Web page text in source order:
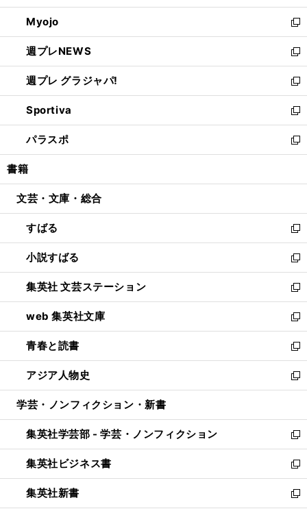
開
く
ウ
で
開
く
ン
ド
ウ
で
開
く
ウ
ィ
ン
ド
ウ
で
開
く
Myojo
新
し
い
ウ
ィ
ン
ド
ウ
で
開
週プレNEWS
新
し
い
ウ
ィ
ン
ド
ウ
開
週プレ グラジャパ!
新
し
い
ウ
ィ
ン
ウ
開
く
Sportiva
新
し
い
ウ
ン
ウ
で
開
く
パラスポ
新
し
ウ
ン
ド
ウ
で
開
く
書籍
文芸・文庫・総合
すばる
新
し
い
ウ
ィ
ン
ド
ウ
で
開
く
小説すばる
新
し
い
ウ
ィ
ン
ド
ウ
で
開
集英社 文芸ステーション
新
し
い
ウ
ィ
ン
ド
ウ
開
く
web 集英社文庫
新
し
い
ウ
ィ
ン
ウ
で
開
く
青春と読書
新
し
い
ウ
ン
ド
ウ
で
開
く
アジア人物史
新
し
ウ
ィ
ン
ド
ウ
で
開
学芸・ノンフィクション・新書
集英社学芸部 - 学芸・ノンフィクション
新
し
い
ウ
ィ
集英社ビジネス書
新
し
い
集英社新書
新